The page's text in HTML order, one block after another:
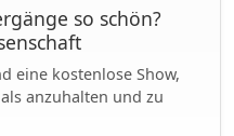
so schön?
eine kostenlose Show,
anzuhalten und zu